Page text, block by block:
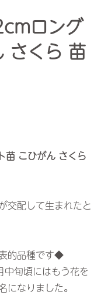
ロング
さくら 苗
こひがん さくら
交配して生まれたと
的品種です◆
旬頃にはもう花を
なりました。